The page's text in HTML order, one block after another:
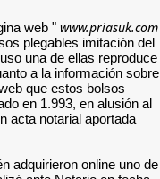
Esta misma operativa se
", que reproduce varias
bolso "Le Pliage". El actor
un bolso original de
el producto, se indica en
plegables, de gran éxito,
modelo de la actora. Así
Por el motivo indicado, los